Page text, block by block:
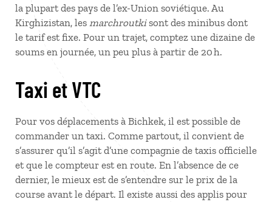
la plupart des pays de l’ex-Union soviétique. Au
Kirghizistan, les marchroutkisont des minibus dont
le tarif est fixe. Pour un trajet, comptez une dizaine de
soums en journée, un peu plus à partir de 20 h.
Taxi et VTC
Pour vos déplacements à Bichkek, il est possible de
commander un taxi. Comme partout, il convient de
s’assurer qu’il s’agit d’une compagnie de taxis officielle
et que le compteur est en route. En l’absence de ce
dernier, le mieux est de s’entendre sur le prix de la
course avant le départ. Il existe aussi des applis pour